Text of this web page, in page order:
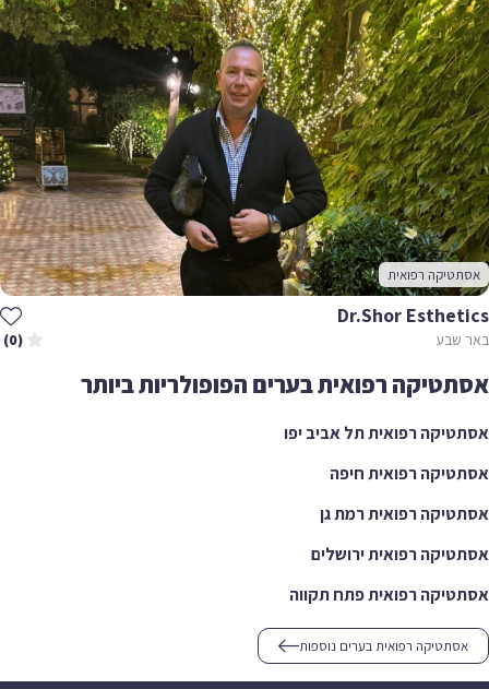
אסתטיקה רפואית
Dr.Shor Esthetics
באר שבע (0)
אסתטיקה רפואית בערים הפופולריות ביותר
אסתטיקה רפואית תל אביב יפו
אסתטיקה רפואית חיפה
אסתטיקה רפואית רמת גן
אסתטיקה רפואית ירושלים
אסתטיקה רפואית פתח תקווה
אסתטיקה רפואית בערים נוספות